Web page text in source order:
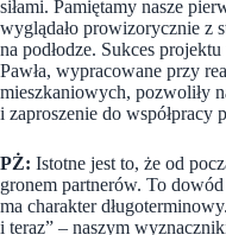
siłami. Pamiętamy nasze
wyglądało prowizorycznie z
na podłodze. Sukces
Pawła, wypracowane przy
mieszkaniowych, pozwoliły
i zaproszenie do współpracy
PŻ: Istotne jest to, że od
gronem partnerów. To
ma charakter
i teraz” – naszym